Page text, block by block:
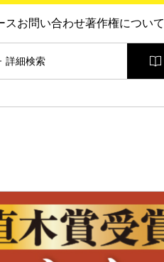
スお問い合わせ著作権について
詳細検索